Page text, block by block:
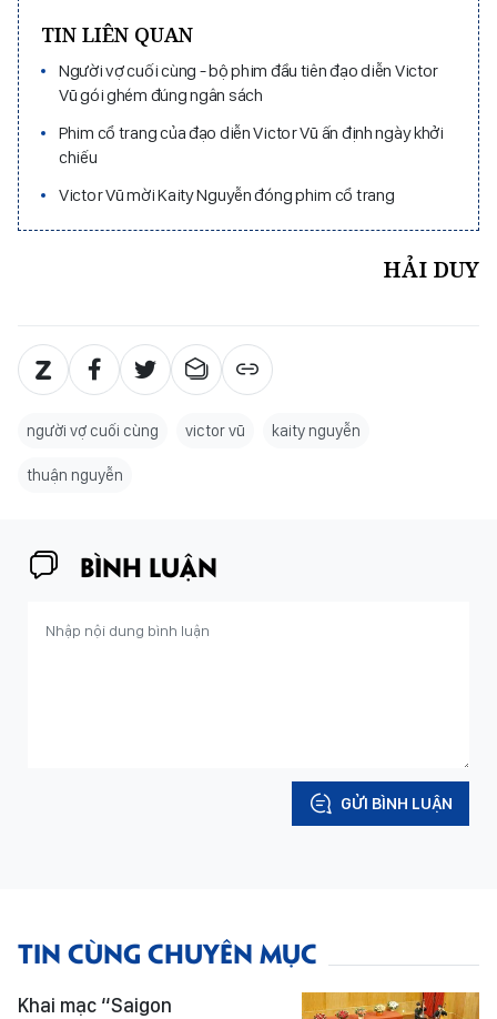
TIN LIÊN QUAN
Người vợ cuối cùng - bộ phim đầu tiên đạo diễn Victor
Vũ gói ghém đúng ngân sách
Phim cổ trang của đạo diễn Victor Vũ ấn định ngày khởi
chiếu
Victor Vũ mời Kaity Nguyễn đóng phim cổ trang
HẢI DUY
người vợ cuối cùng victor vũ kaity nguyễn
thuận nguyễn
BÌNH LUẬN
GỬI BÌNH LUẬN
TIN CÙNG CHUYÊN MỤC
Khai mạc “Saigon